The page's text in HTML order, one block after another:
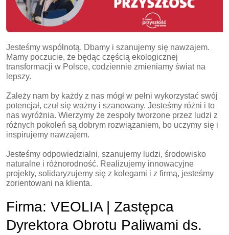
Jesteśmy wspólnotą. Dbamy i szanujemy się nawzajem.
Mamy poczucie, że będąc częścią ekologicznej
transformacji w Polsce, codziennie zmieniamy świat na
lepszy.
Zależy nam by każdy z nas mógł w pełni wykorzystać swój
potencjał, czuł się ważny i szanowany. Jesteśmy różni i to
nas wyróżnia. Wierzymy że zespoły tworzone przez ludzi z
różnych pokoleń są dobrym rozwiązaniem, bo uczymy się i
inspirujemy nawzajem.
Jesteśmy odpowiedzialni, szanujemy ludzi, środowisko
naturalne i różnorodność. Realizujemy innowacyjne
projekty, solidaryzujemy się z kolegami i z firmą, jesteśmy
zorientowani na klienta.
Firma: VEOLIA | Zastępca
Dyrektora Obrotu Paliwami ds.